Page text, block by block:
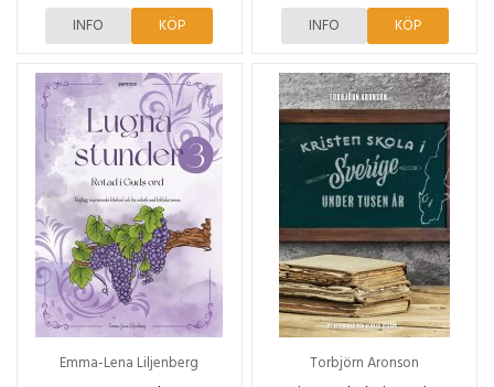
INFO KÖP INFO KÖP
Emma-Lena Liljenberg
Torbjörn Aronson